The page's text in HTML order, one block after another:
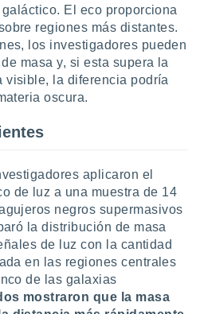
El eco proporciona
regiones más distantes.
los investigadores pueden
masa y, si esta supera la
visible, la diferencia podría
oscura.
aplicaron el
de luz a una muestra de 14
negros supermasivos
la distribución de masa
de luz con la cantidad
en las regiones centrales
de las galaxias
mostraron que la masa